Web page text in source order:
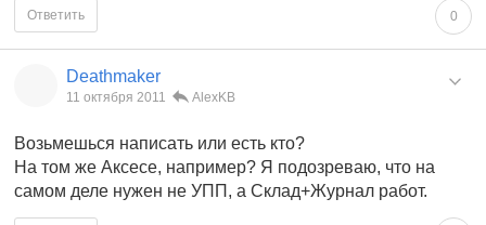
0
Ответить
Deathmaker
11 октября 2011 AlexKB
Возьмешься написать или есть кто?
На том же Аксесе, например? Я подозреваю, что на
самом деле нужен не УПП, а Склад+Журнал работ.